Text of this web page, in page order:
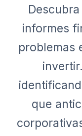
informes
problemas
que